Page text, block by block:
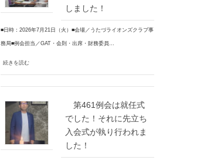
しました！
■日時：2026年7月21日（火）■会場／うたづライオンズクラブ事
務局■例会担当／GAT・会則・出席・財務委員…
続きを読む
第461例会は就任式
でした！それに先立ち
入会式が執り行われま
した！